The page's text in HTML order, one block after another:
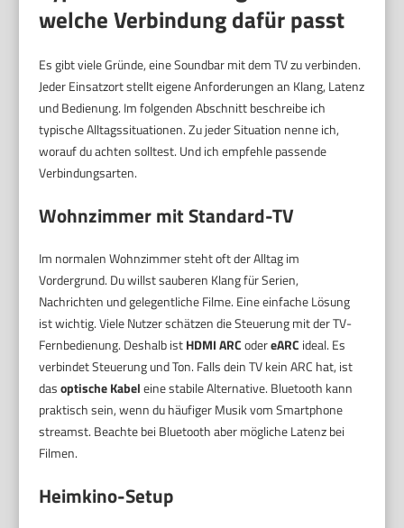
welche Verbindung dafür passt
Es gibt viele Gründe, eine Soundbar mit dem TV zu verbinden.
Jeder Einsatzort stellt eigene Anforderungen an Klang, Latenz
und Bedienung. Im folgenden Abschnitt beschreibe ich
typische Alltagssituationen. Zu jeder Situation nenne ich,
worauf du achten solltest. Und ich empfehle passende
Verbindungsarten.
Wohnzimmer mit Standard-TV
Im normalen Wohnzimmer steht oft der Alltag im
Vordergrund. Du willst sauberen Klang für Serien,
Nachrichten und gelegentliche Filme. Eine einfache Lösung
ist wichtig. Viele Nutzer schätzen die Steuerung mit der TV-
Fernbedienung. Deshalb istHDMI ARCodereARC ideal. Es
verbindet Steuerung und Ton. Falls dein TV kein ARC hat, ist
dasoptische Kabeleine stabile Alternative. Bluetooth kann
praktisch sein, wenn du häufiger Musik vom Smartphone
streamst. Beachte bei Bluetooth aber mögliche Latenz bei
Filmen.
Heimkino-Setup